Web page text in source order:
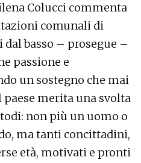
Colucci commenta
comunali di
basso – prosegue –
passione e
un sostegno che mai
merita una svolta
non più un uomo o
ma tanti concittadini,
età, motivati e pronti